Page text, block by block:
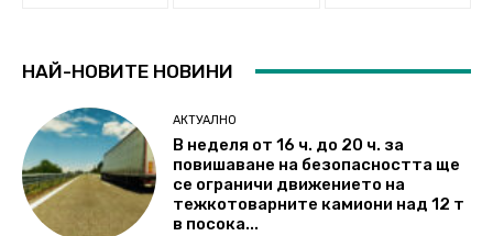
НАЙ-НОВИТЕ НОВИНИ
АКТУАЛНО
В неделя от 16 ч. до 20 ч. за
повишаване на безопасността ще
се ограничи движението на
тежкотоварните камиони над 12 т
в посока...